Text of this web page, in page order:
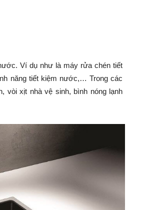
Ví dụ như là máy rửa chén tiết
năng tiết kiệm nước,… Trong các
vòi xịt nhà vệ sinh, bình nóng lạnh